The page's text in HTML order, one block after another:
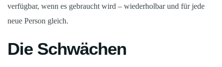
verfügbar, wenn es gebraucht wird – wiederholbar und für jede
neue Person gleich.
Die Schwächen